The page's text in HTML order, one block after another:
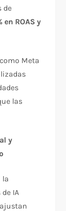
de
ROAS y
Meta
las
y
la
IA